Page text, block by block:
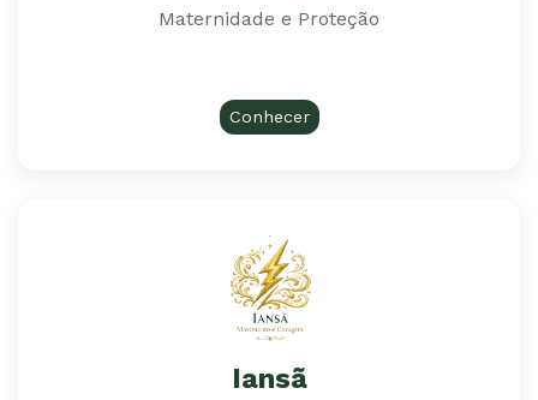
Maternidade e Proteção
Conhecer
Iansã